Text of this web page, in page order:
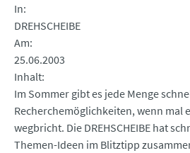
In
DREHSCHEIBE
Am
25.06.2003
Inhalt
Im Sommer gibt es jede Menge
Recherchemöglichkeiten, wenn mal
wegbricht. Die DREHSCHEIBE hat
Themen-Ideen im Blitztipp